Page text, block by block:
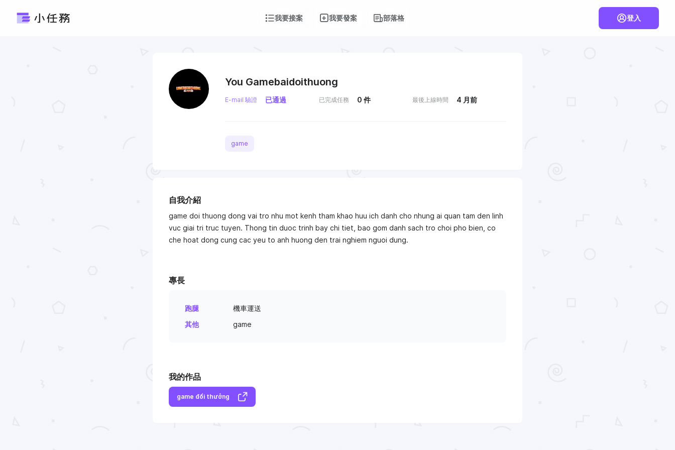
我要接案 我要發案 部落格 登入
You Gamebaidoithuong
E-mail 驗證 已通過 已完成任務 0 件 最後上線時間 4 月前
game
自我介紹
game doi thuong dong vai tro nhu mot kenh tham khao huu ich danh cho nhung ai quan tam den linh
vuc giai tri truc tuyen. Thong tin duoc trinh bay chi tiet, bao gom danh sach tro choi pho bien, co
che hoat dong cung cac yeu to anh huong den trai nghiem nguoi dung.
專長
跑腿
機車運送
其他
game
我的作品
game đổi thưởng